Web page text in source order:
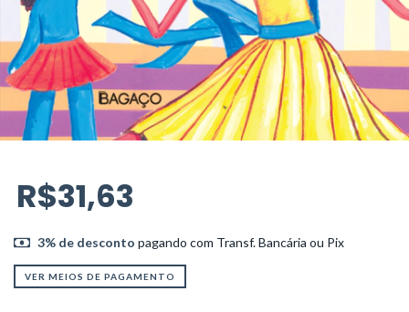
R$31,63
3% de desconto pagando com Transf. Bancária ou Pix
VER MEIOS DE PAGAMENTO